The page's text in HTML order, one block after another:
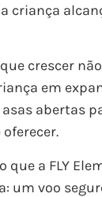
criança
crescer
em
abertas
que a FLY
um voo